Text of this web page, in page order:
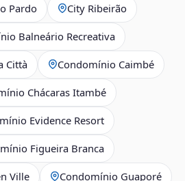
Pardo City Ribeirão
Balneário Recreativa
Città Condomínio Caimbé
Chácaras Itambé
Evidence Resort
Figueira Branca
Ville Condomínio Guaporé